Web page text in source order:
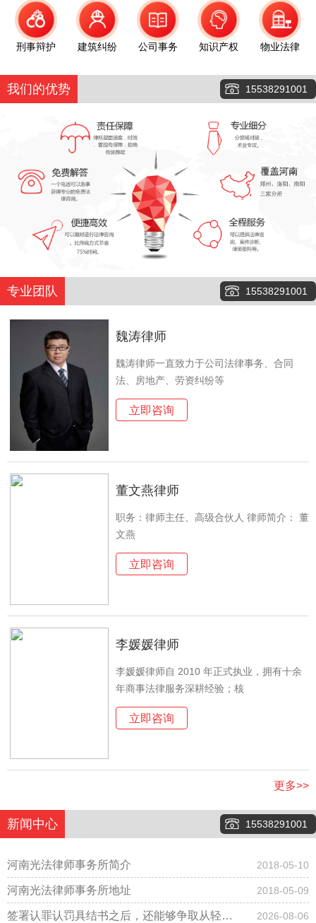
刑事辩护 建筑纠纷 公司事务 知识产权 物业法律
我们的优势 15538291001
专业团队 15538291001
魏涛律师
魏涛律师一直致力于公司法律事务、合同
法、房地产、劳资纠纷等
立即咨询
董文燕律师
职务：律师主任、高级合伙人 律师简介： 董
文燕
立即咨询
李媛媛律师
李媛媛律师自 2010 年正式执业，拥有十余
年商事法律服务深耕经验；核
立即咨询
更多>>
新闻中心 15538291001
河南光法律师事务所简介 2018-05-10
河南光法律师事务所地址 2018-05-09
签署认罪认罚具结书之后，还能够争取从轻改 2026-08-06